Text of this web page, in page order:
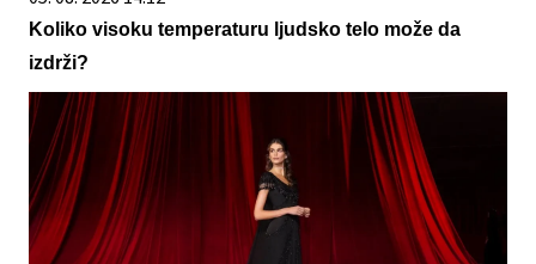
Koliko visoku temperaturu ljudsko telo može da
izdrži?